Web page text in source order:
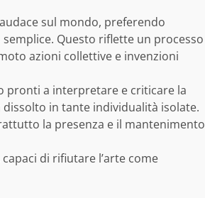
sul mondo, preferendo
Questo riflette un processo
azioni collettive e invenzioni
pronti a interpretare e criticare la
in tante individualità isolate.
la presenza e il mantenimento
di rifiutare l’arte come